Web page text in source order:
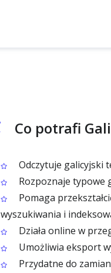
Co potrafi
Odczytuje galicyjski
Rozpoznaje typowe
Pomaga
wyszukiwania i
Działa online w
Umożliwia eksport
Przydatne do